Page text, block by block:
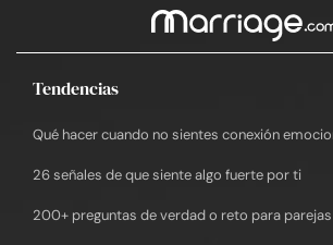
Tendencias
Qué hacer cuando no sientes conexión
26 señales de que siente algo fuerte por ti
200+ preguntas de verdad o reto para parejas